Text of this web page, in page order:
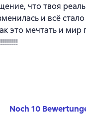
что твоя
и всё
это мечтать и
Noch 10